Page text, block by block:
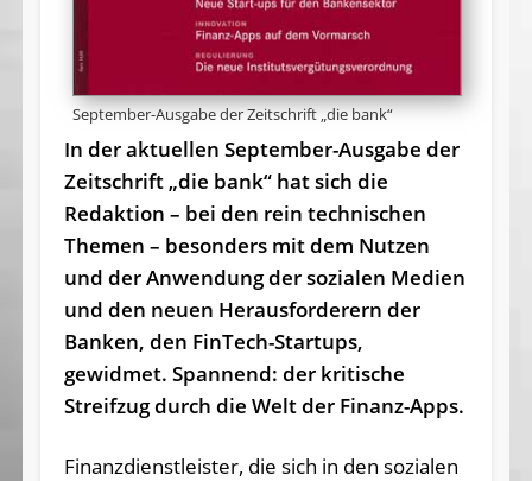
September-Ausgabe der Zeitschrift „die bank“
In der aktuellen September-Ausgabe der
Zeitschrift „die bank“ hat sich die
Redaktion – bei den rein technischen
Themen – besonders mit dem Nutzen
und der Anwendung der sozialen Medien
und den neuen Herausforderern der
Banken, den FinTech-Startups,
gewidmet. Spannend: der kritische
Streifzug durch die Welt der Finanz-Apps.
Finanzdienstleister, die sich in den sozialen